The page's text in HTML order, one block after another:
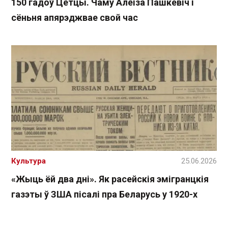
150 гадоў Цётцы. Чаму Алёіза Пашкевіч і
сёньня апярэджвае свой час
«Жыць ёй два дні». Як расейскія эмігранцкія
газэты ў ЗША пісалі пра Беларусь у 1920-х
Культура 25.06.2026